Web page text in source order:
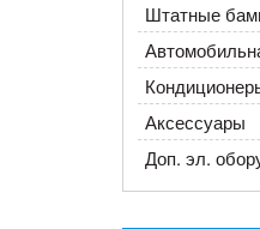
Штатные
Аксессуары
Доп. эл.